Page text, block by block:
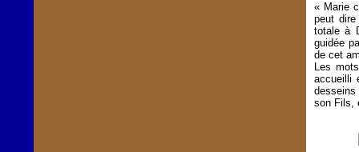
« Marie
peut
totale à
guidée
de cet
Les
accueilli
son Fils,